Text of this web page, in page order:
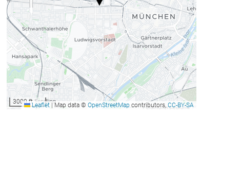
3000 ftLeaflet Map data © OpenStreetMap contributors,CC-BY-SA